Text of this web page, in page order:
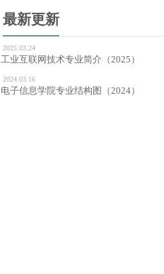
最新更新
2025.03.24
工业互联网技术专业简介（2025）
2024.03.16
电子信息学院专业结构图（2024）